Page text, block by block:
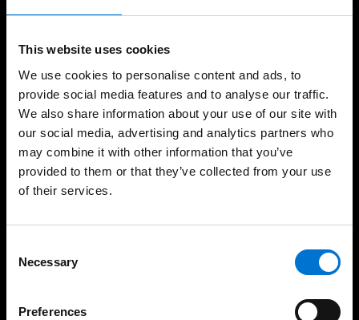
This website uses cookies
We use cookies to personalise content and ads, to
provide social media features and to analyse our traffic.
We also share information about your use of our site with
our social media, advertising and analytics partners who
may combine it with other information that you’ve
provided to them or that they’ve collected from your use
of their services.
Selection
Necessary
Preferences
Una experiencia
consolidada y
demostrable en el tiempo
190 industriales de la Red
Aluminier TECHNAL cerca
Soluciones sostenibles y
medio ambiente